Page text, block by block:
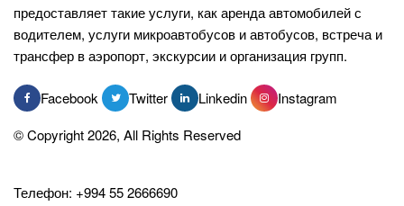
предоставляет такие услуги, как аренда автомобилей с
водителем, услуги микроавтобусов и автобусов, встреча и
трансфер в аэропорт, экскурсии и организация групп.
Facebook Twitter Linkedin
Instagram
© Copyright 2026, All Rights Reserved
Телефон: +994 55 2666690